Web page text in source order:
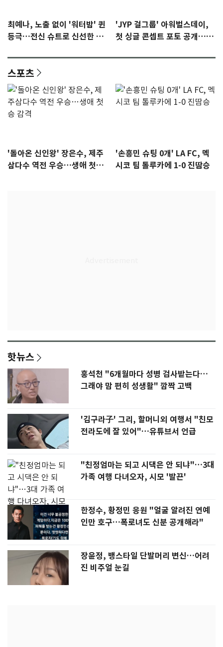
최예나, 노출 없이 '워터밤' 퀸
등극…전신 슈트로 신선한 충
'JYP 걸그룹' 아워벌스데이,
첫 싱글 콘셉트 포토 공개…청
스포츠
'돌아온 신인왕' 장은수, 제주
삼다수 역전 우승…생애 첫승
'손흥민 슈팅 0개' LA FC, 멕
시코 팀 톨루카에 1-0 진땀승
핫뉴스
홍석천 "6개월마다 성병 검사받는다…
그래야 맘 편히 성생활" 깜짝 고백
'김구라子' 그리, 할머니외 여행서 "친모
전라도에 잘 있어"…유튜브서 언급
"친정엄마는 되고 시댁은 안 되냐"…3대
가족 여행 다녀오자, 시모 '발끈'
한정수, 황정민 응원 "얼굴 알려진 연예
인만 호구…폭로녀도 신분 공개해라"
장윤정, 뱅스타일 단발머리 변신…어려
진 비주얼 눈길